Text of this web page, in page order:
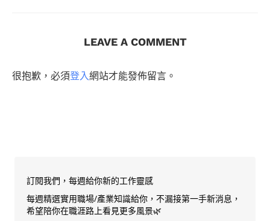
LEAVE A COMMENT
很抱歉，必須登入網站才能發佈留言。
訂閱我們，每週給你新的工作靈感
每週精選實用職場/產業知識給你，不漏接第一手新消息，
希望陪你在職涯路上看見更多風景🌿